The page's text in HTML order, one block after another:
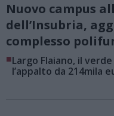
Nuovo campus
dell’Insubria,
complesso
■Largo Flaiano, il
l’appalto da 214mila